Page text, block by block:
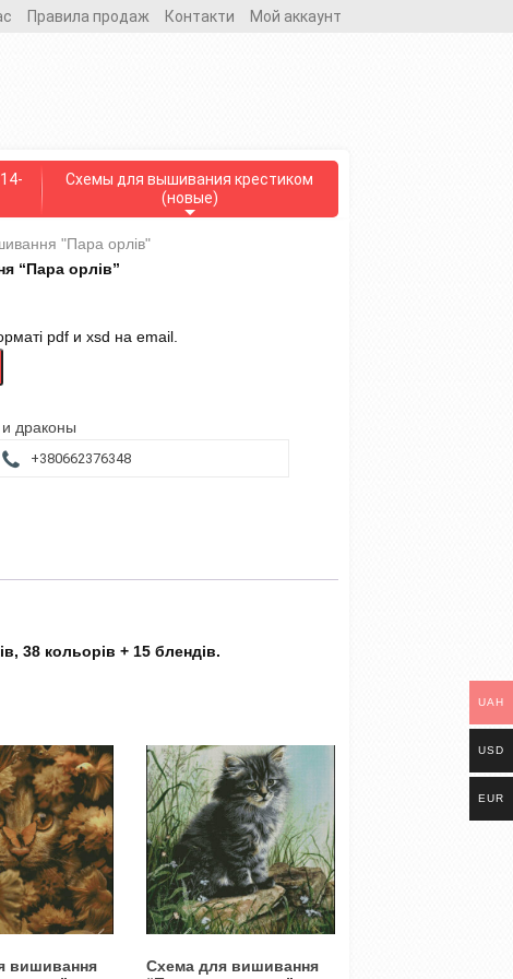
Правила продаж Контакти Мой аккаунт
Схемы для вышивания крестиком
(новые)
"Пара орлів"
“Пара орлів”
pdf и xsd на email.
драконы
+380662376348
38 кольорів + 15 блендів.
вишивання
Схема для вишивання
UAH
USD
EUR